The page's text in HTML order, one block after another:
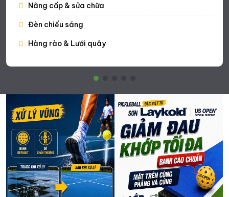
Nâng cấp & sửa chữa
Đèn chiếu sáng
Hàng rào & Lưới quây